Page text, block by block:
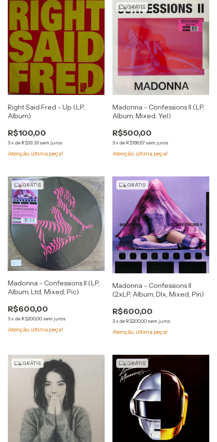
Right Said Fred - Up (LP,
Album)
R$100,00
3x de R$33,33 sem juros
Atenção, última peça!
GRÁTIS
Madonna - Confessions II (LP,
Album, Mixed, Yel)
R$500,00
3x de R$166,67 sem juros
Atenção, última peça!
GRÁTIS
Madonna - Confessions II (LP,
Album, Ltd, Mixed, Pic)
R$600,00
3x de R$200,00 sem juros
Atenção, última peça!
GRÁTIS
Madonna - Confessions II
(2xLP, Album, Dlx, Mixed, Pin)
R$600,00
3x de R$200,00 sem juros
Atenção, última peça!
GRÁTIS GRÁTIS